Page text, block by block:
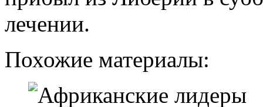
лечении.
Похожие материалы: